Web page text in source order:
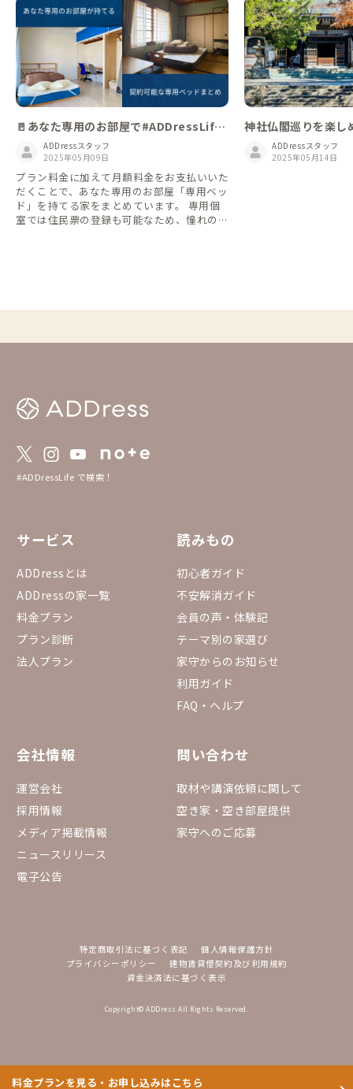
🚪あなた専用のお部屋で#ADDressLife
を広げよう｜専用ベッドまとめ
ADDressスタッフ
2025年05月09日
プラン料金に加えて月額料金をお支払いいた
だくことで、あなた専用のお部屋「専用ベッ
ド」を持てる家をまとめています。 専用個
室では住民票の登録も可能なため、憧れの土
ddress-membersupport.zendesk.com/hc/
神社仏閣巡りを楽し
ADDressスタッフ
2025年05月14日
#ADDressLife で検索！
サービス
ADDressとは
ADDressの家一覧
料金プラン
プラン診断
法人プラン
読みもの
初心者ガイド
不安解消ガイド
会員の声・体験記
テーマ別の家選び
家守からのお知らせ
利用ガイド
FAQ・ヘルプ
会社情報
運営会社
採用情報
メディア掲載情報
ニュースリリース
電子公告
問い合わせ
取材や講演依頼に関して
空き家・空き部屋提供
家守へのご応募
特定商取引法に基づく表記
個人情報保護方針
プライバシーポリシー
建物賃貸借契約及び利用規約
資金決済法に基づく表示
Copyright© ADDress All Rights Reserved.
料金プランを見る・お申し込みはこちら